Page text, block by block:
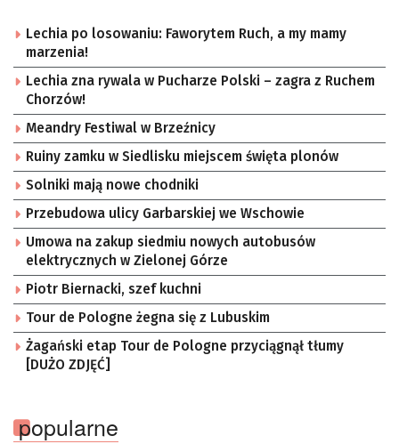
Lechia po losowaniu: Faworytem Ruch, a my mamy
marzenia!
Lechia zna rywala w Pucharze Polski – zagra z Ruchem
Chorzów!
Meandry Festiwal w Brzeźnicy
Ruiny zamku w Siedlisku miejscem święta plonów
Solniki mają nowe chodniki
Przebudowa ulicy Garbarskiej we Wschowie
Umowa na zakup siedmiu nowych autobusów
elektrycznych w Zielonej Górze
Piotr Biernacki, szef kuchni
Tour de Pologne żegna się z Lubuskim
Żagański etap Tour de Pologne przyciągnął tłumy
[DUŻO ZDJĘĆ]
popularne